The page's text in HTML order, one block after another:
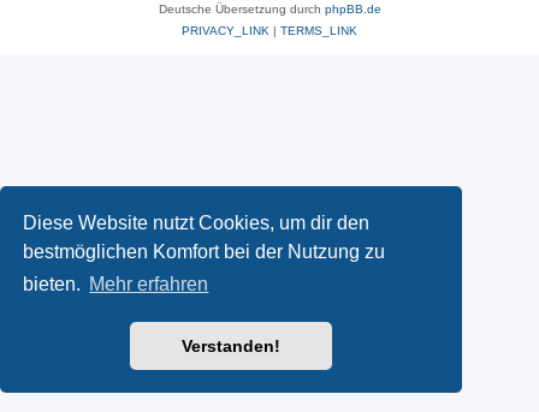
Diese Website nutzt Cookies, um dir den
bestmöglichen Komfort bei der Nutzung zu
bieten. Mehr erfahren
Verstanden!
Deutsche Übersetzung durch phpBB.de
PRIVACY_LINK | TERMS_LINK